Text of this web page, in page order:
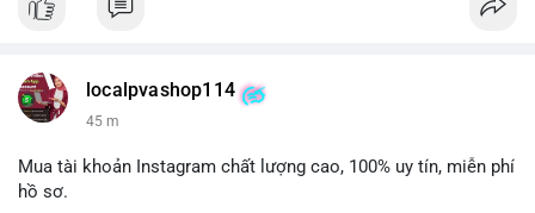
LocalPvaShop – Đối tác đáng tin cậy giúp thương hiệu của bạn
localpvashop114
45 m
Mua tài khoản Instagram chất lượng cao, 100% uy tín, miễn phí
hồ sơ.